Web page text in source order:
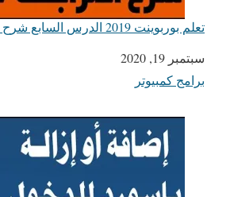
تعلم بوربوينت 2019 الدرس السابع شرح Review المراجعة
التاريخ
سبتمبر 19, 2020
في ما يتعلق بما يأتي
برامج كمبيوتر